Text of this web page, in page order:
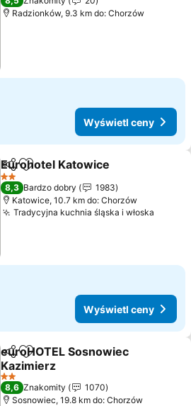
Radzionków, 9.3 km do: Chorzów
Wyświetl ceny
Udostępnij
Dodaj do ulubionych
Eurohotel Katowice
2 Kategoria
8,3 Bardzo dobry
1983
Katowice, 10.7 km do: Chorzów
Tradycyjna kuchnia śląska i włoska
Wyświetl ceny
Udostępnij
Dodaj do ulubionych
euroHOTEL Sosnowiec
Kazimierz
Wyświetl ceny
2 Kategoria
8,6 Znakomity
1070
Sosnowiec, 19.8 km do: Chorzów